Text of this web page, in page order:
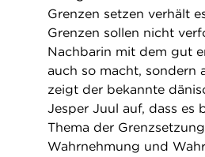
Grenzen setzen verhält
Grenzen sollen nicht
Nachbarin mit dem gut
auch so macht, sondern
zeigt der bekannte
Jesper Juul auf, dass es
Thema der
Wahrnehmung und